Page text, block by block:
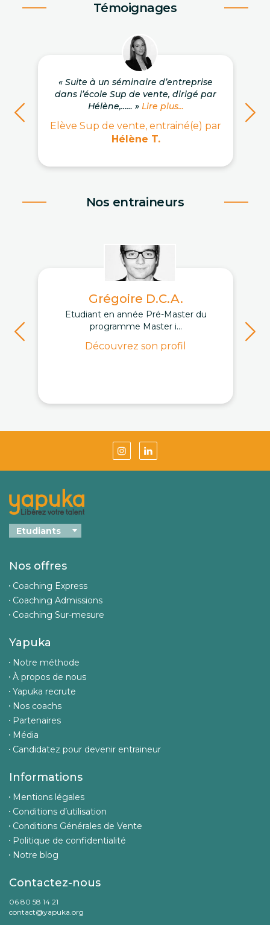
Témoignages
« Suite à un séminaire d’entreprise
dans l’école Sup de vente, dirigé par
Hélène,...… » Lire plus...
Elève Sup de vente, entrainé(e) par
Hélène T.
Nos entraineurs
Grégoire D.C.A.
Etudiant en année Pré-Master du
programme Master i...
Découvrez son profil
Nos offres
Coaching Express
Coaching Admissions
Coaching Sur-mesure
Yapuka
Notre méthode
À propos de nous
Yapuka recrute
Nos coachs
Partenaires
Média
Candidatez pour devenir entraineur
Informations
Mentions légales
Conditions d’utilisation
Conditions Générales de Vente
Politique de confidentialité
Notre blog
Contactez-nous
06 80 58 14 21
contact@yapuka.org